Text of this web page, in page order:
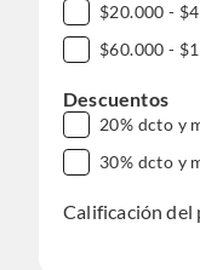
$20.000 -
$60.000 -
Descuentos
20% dcto y
30% dcto y
Calificación del